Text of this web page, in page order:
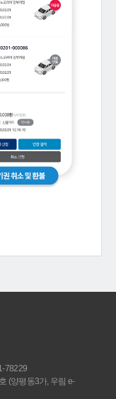
78229
(양평동3가, 우림 e-